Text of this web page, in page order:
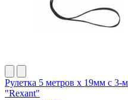
Рулетка 5 метров х 19мм с 3-
"Rexant"